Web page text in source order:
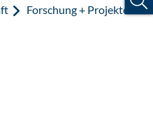
Forschung + Projekte